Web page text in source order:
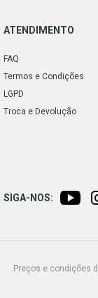
ATENDIMENTO
FAQ
Termos e Condições
LGPD
Troca e Devolução
SIGA-NOS:
Preços e condições